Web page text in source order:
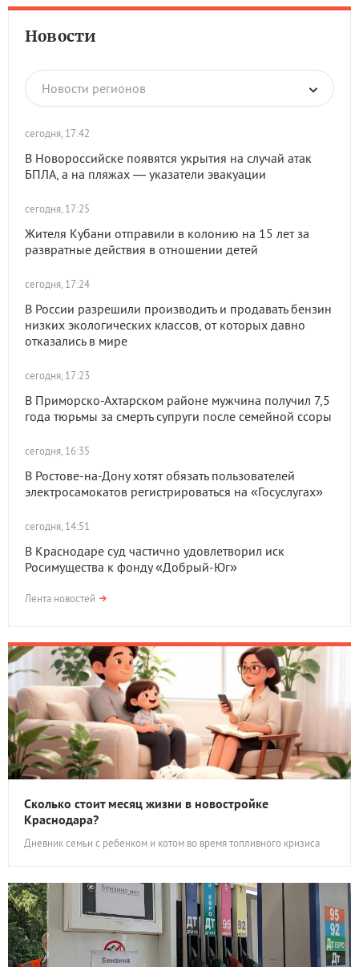
Новости
Новости регионов
сегодня, 17:42
В Новороссийске появятся укрытия на случай атак
БПЛА, а на пляжах — указатели эвакуации
сегодня, 17:25
Жителя Кубани отправили в колонию на 15 лет за
развратные действия в отношении детей
сегодня, 17:24
В России разрешили производить и продавать бензин
низких экологических классов, от которых давно
отказались в мире
сегодня, 17:23
В Приморско-Ахтарском районе мужчина получил 7,5
года тюрьмы за смерть супруги после семейной ссоры
сегодня, 16:35
В Ростове-на-Дону хотят обязать пользователей
электросамокатов регистрироваться на «Госуслугах»
сегодня, 14:51
В Краснодаре суд частично удовлетворил иск
Росимущества к фонду «Добрый-Юг»
Лента новостей
Сколько стоит месяц жизни в новостройке
Краснодара?
Дневник семьи с ребенком и котом во время топливного кризиса